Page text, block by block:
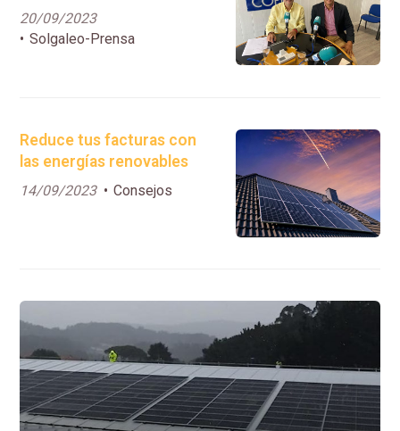
20/09/2023
Solgaleo-Prensa
Reduce tus facturas con
las energías renovables
14/09/2023 Consejos